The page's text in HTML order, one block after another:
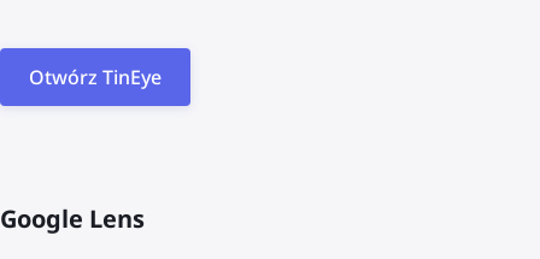
Otwórz TinEye
Google Lens